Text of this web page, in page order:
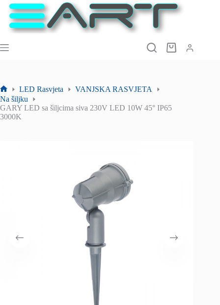
Preskoči
sadržaj
Košarica
Početna
stranica
LED Rasvjeta
VANJSKA RASVJETA
Na šiljku
GARY LED sa šiljcima siva 230V LED 10W 45° IP65
3000K